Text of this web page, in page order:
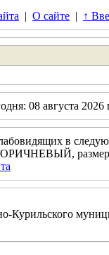
| О сайте | ↑
08 августа
в